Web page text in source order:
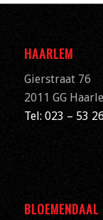
HAARLEM
Gierstraat 76
2011 GG
Tel: 023 – 53
BLOEMENDAAL